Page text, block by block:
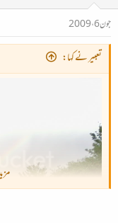
جون 6، 2009
تعبیر نے کہا: